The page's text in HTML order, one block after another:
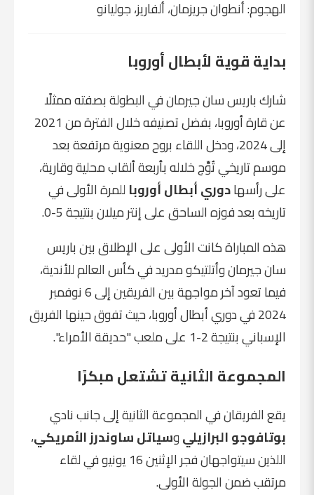
الهجوم: أنطوان جريزمان، ألفاريز، جوليانو
بداية قوية لأبطال أوروبا
شارك باريس سان جيرمان في البطولة بصفته ممثلًا
عن قارة أوروبا، بفضل تصنيفه خلال الفترة من 2021
إلى 2024، ودخل اللقاء بروح معنوية مرتفعة بعد
موسم تاريخي تُوِّج خلاله بأربعة ألقاب محلية وقارية،
على رأسهادوري أبطال أوروبا للمرة الأولى في
تاريخه بعد فوزه الساحق على إنتر ميلان بنتيجة 5-0.
هذه المباراة كانت الأولى على الإطلاق بين باريس
سان جيرمان وأتلتيكو مدريد في كأس العالم للأندية،
فيما تعود آخر مواجهة بين الفريقين إلى 6 نوفمبر
2024 في دوري أبطال أوروبا، حيث تفوق حينها الفريق
الإسباني بنتيجة 2-1 على ملعب "حديقة الأمراء".
المجموعة الثانية تشتعل مبكرًا
يقع الفريقان في المجموعة الثانية إلى جانب نادي
بوتافوجو البرازيليوسياتل ساوندرز الأمريكي،
اللذين سيتواجهان فجر الإثنين 16 يونيو في لقاء
مرتقب ضمن الجولة الأولى.